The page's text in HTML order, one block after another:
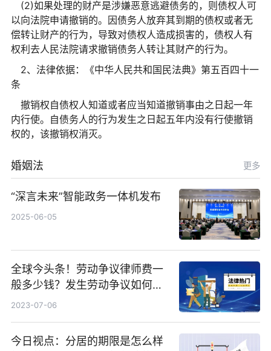
(2)如果处理的财产是涉嫌恶意逃避债务的，则债权人可
以向法院申请撤销的。因债务人放弃其到期的债权或者无
偿转让财产的行为，导致对债权人造成损害的，债权人有
权利去人民法院请求撤销债务人转让其财产的行为。
2、法律依据：《中华人民共和国民法典》第五百四十一
条
撤销权自债权人知道或者应当知道撤销事由之日起一年
内行使。自债务人的行为发生之日起五年内没有行使撤销
权的，该撤销权消灭。
婚姻法 更多
“深言未来”智能政务一体机发布
2025-06-05
全球今头条！劳动争议律师费一
般多少钱？发生劳动争议如何算
工资？
2023-07-06
今日视点：分居的期限是怎么样